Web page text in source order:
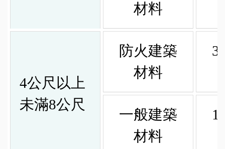
材料
4公尺以上
未滿8公尺
防火建築
材料
一般建築
材料